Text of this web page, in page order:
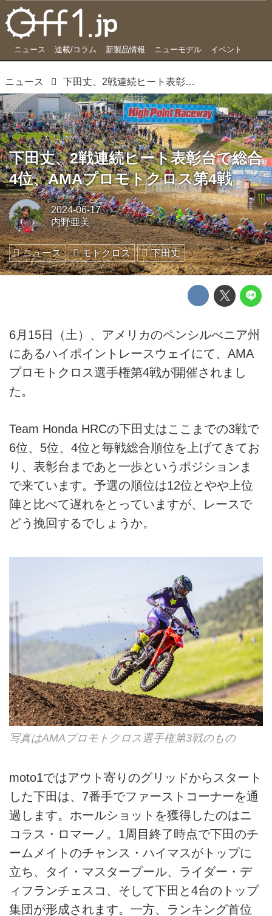
ニュース 連載/コラム 新製品情報 ニューモデル イベント
ニュース 下田丈、2戦連続ヒート表彰台で総合4位、AMAプロモトクロス第4戦
下田丈、2戦連続ヒート表彰台で総合
4位、AMAプロモトクロス第4戦
2024-06-17
内野亜美
ニュース モトクロス 下田丈
6月15日（土）、アメリカのペンシルべニア州
にあるハイポイントレースウェイにて、AMA
プロモトクロス選手権第4戦が開催されまし
た。
Team Honda HRCの下田丈はここまでの3戦で
6位、5位、4位と毎戦総合順位を上げてきてお
り、表彰台まであと一歩というポジションま
で来ています。予選の順位は12位とやや上位
陣と比べて遅れをとっていますが、レースで
どう挽回するでしょうか。
写真はAMAプロモトクロス選手権第3戦のもの
moto1ではアウト寄りのグリッドからスタート
した下田は、7番手でファーストコーナーを通
過します。ホールショットを獲得したのはニ
コラス・ロマーノ。1周目終了時点で下田のチ
ームメイトのチャンス・ハイマスがトップに
立ち、タイ・マスタープール、ライダー・デ
ィフランチェスコ、そして下田と4台のトップ
集団が形成されます。一方、ランキング首位